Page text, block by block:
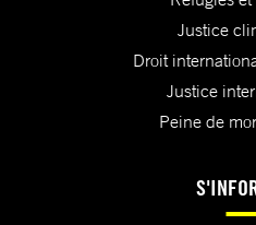
Justice
Droit
Justice
Peine de